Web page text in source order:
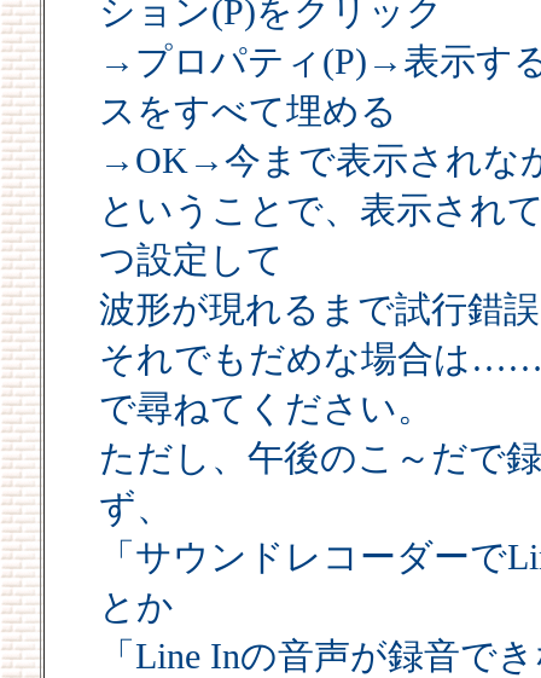
ション(P)をクリック
→プロパティ(P)→表示す
スをすべて埋める
→OK→今まで表示されな
ということで、表示され
つ設定して
波形が現れるまで試行錯
それでもだめな場合は
で尋ねてください。
ただし、午後のこ～だで
ず、
「サウンドレコーダーで
とか
「Line Inの音声が録音で